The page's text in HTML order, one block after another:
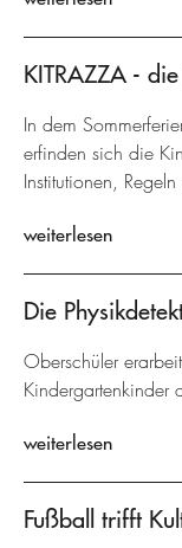
KITRAZZA -
In dem
erfinden sich die
Institutionen,
weiterlesen
Die
Oberschüler
Kindergartenkinder
weiterlesen
Fußball trifft